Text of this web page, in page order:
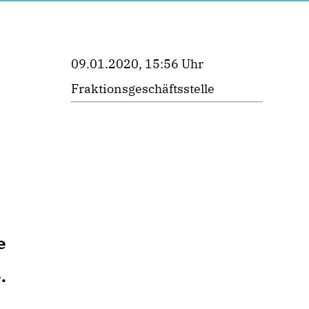
09.01.2020, 15:56 Uhr
Fraktionsgeschäftsstelle